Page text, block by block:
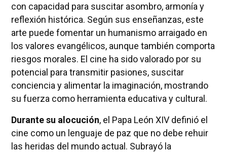
con capacidad para suscitar asombro, armonía y
reflexión histórica. Según sus enseñanzas, este
arte puede fomentar un humanismo arraigado en
los valores evangélicos, aunque también comporta
riesgos morales. El cine ha sido valorado por su
potencial para transmitir pasiones, suscitar
conciencia y alimentar la imaginación, mostrando
su fuerza como herramienta educativa y cultural.
Durante su alocución, el Papa León XIV definió el
cine como un lenguaje de paz que no debe rehuir
las heridas del mundo actual. Subrayó la